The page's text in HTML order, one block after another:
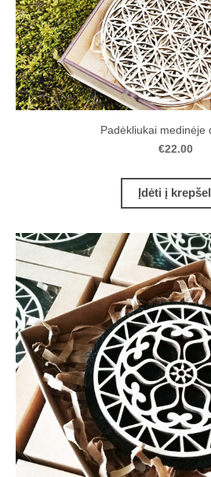
Padėkliukai medinėje
€22.00
Įdėti į